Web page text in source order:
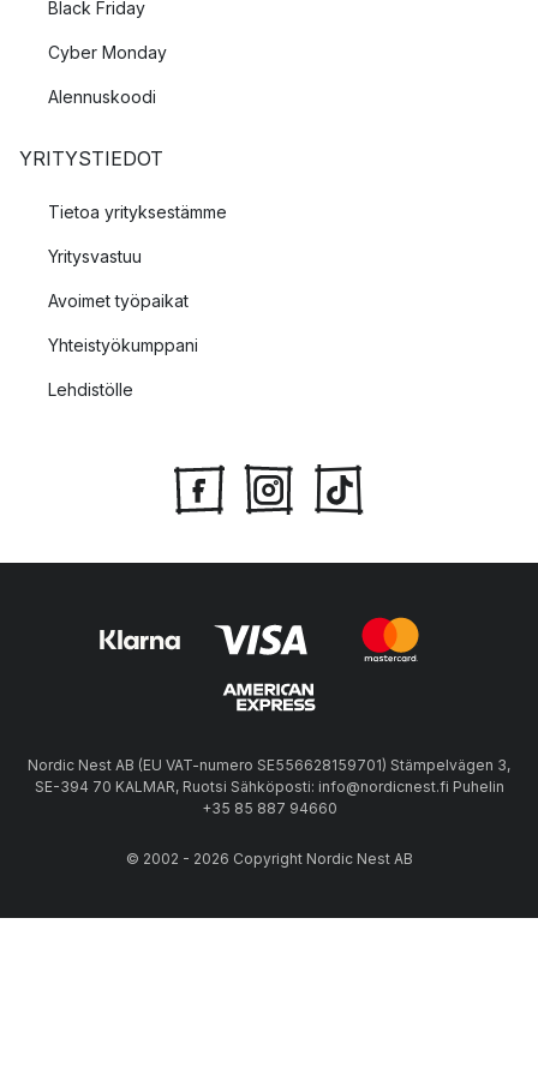
Black Friday
Cyber Monday
Alennuskoodi
YRITYSTIEDOT
Tietoa yrityksestämme
Yritysvastuu
Avoimet työpaikat
Yhteistyökumppani
Lehdistölle
Nordic Nest AB (EU VAT-numero SE556628159701) Stämpelvägen 3,
SE-394 70 KALMAR, Ruotsi Sähköposti: info@nordicnest.fi Puhelin
+35 85 887 94660
© 2002 - 2026 Copyright Nordic Nest AB